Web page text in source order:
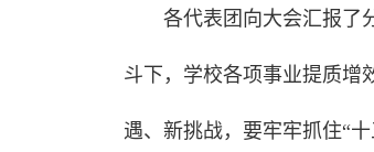
各代表团向大会汇报了
斗下，学校各项事业提质增
遇、新挑战，要牢牢抓住“